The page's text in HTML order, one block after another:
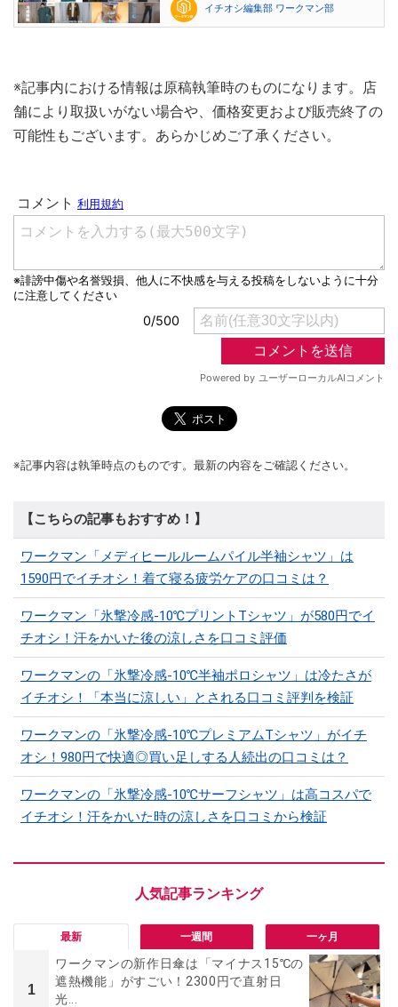
イチオシ編集部 ワークマン部
※記事内における情報は原稿執筆時のものになります。店
舗により取扱いがない場合や、価格変更および販売終了の
可能性もございます。あらかじめご了承ください。
※記事内容は執筆時点のものです。最新の内容をご確認ください。
【こちらの記事もおすすめ！】
ワークマン「メディヒールルームパイル半袖シャツ」は
1590円でイチオシ！着て寝る疲労ケアの口コミは？
ワークマン「氷撃冷感-10℃プリントTシャツ」が580円でイ
チオシ！汗をかいた後の涼しさを口コミ評価
ワークマンの「氷撃冷感-10℃半袖ポロシャツ」は冷たさが
イチオシ！「本当に涼しい」とされる口コミ評判を検証
ワークマンの「氷撃冷感-10℃プレミアムTシャツ」がイチ
オシ！980円で快適◎買い足しする人続出の口コミは？
ワークマンの「氷撃冷感-10℃サーフシャツ」は高コスパで
イチオシ！汗をかいた時の涼しさを口コミから検証
最新 一週間 一ヶ月
1
ワークマンの新作日傘は「マイナス15℃の
遮熱機能」がすごい！2300円で直射日
光...